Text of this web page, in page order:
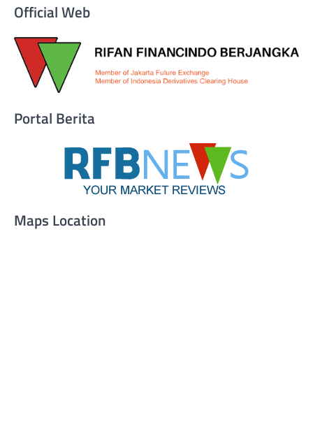
Official Web
Portal Berita
Maps Location